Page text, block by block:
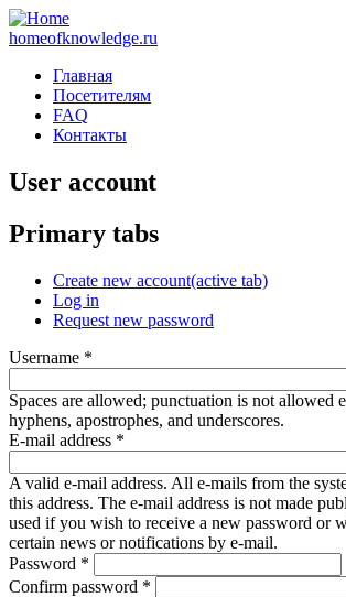
homeofknowledge.ru
Главная
Посетителям
FAQ
Контакты
User account
Primary tabs
Create new account(active tab)
Log in
Request new password
Username *
Spaces are allowed; punctuation is not allowed
hyphens, apostrophes, and underscores.
E-mail address *
A valid e-mail address. All e-mails from the
this address. The e-mail address is not made
used if you wish to receive a new password or
certain news or notifications by e-mail.
Password *
Confirm password *